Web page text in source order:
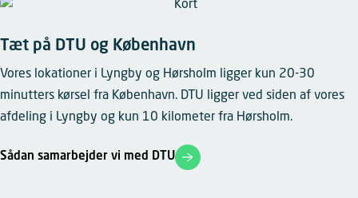
Tæt på DTU og København
Vores lokationer i Lyngby og Hørsholm ligger kun 20-30
minutters kørsel fra København. DTU ligger ved siden af vores
afdeling i Lyngby og kun 10 kilometer fra Hørsholm.
Sådan samarbejder vi med DTU